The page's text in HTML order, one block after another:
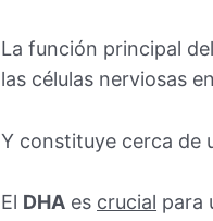
La función principal del
las células nerviosas
Y constituye cerca de
El DHA es crucial para